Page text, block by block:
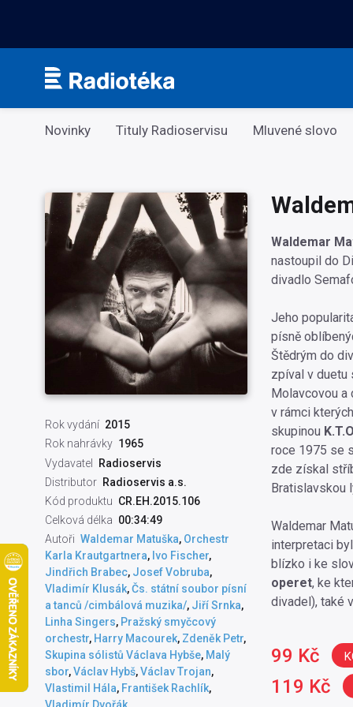
Kategorie
Novinky Tituly Radioservisu Mluvené slovo
Rok vydání 2015
Rok nahrávky 1965
Vydavatel
Radioservis
Distributor Radioservis a.s.
Kód produktu CR.EH.2015.106
Celková délka 00:34:49
Autoři Waldemar Matuška, Orchestr
Karla Krautgartnera, Ivo Fischer,
Jindřich Brabec, Josef Vobruba,
Vladimír Klusák,Čs. státní soubor písní
a tanců /cimbálová muzika/, Jiří Srnka,
Linha Singers, Pražský smyčcový
orchestr, Harry Macourek, Zdeněk Petr,
Skupina sólistů Václava Hybše, Malý
sbor,Václav Hybš,Václav Trojan,
Vlastimil Hála, František Rachlík,
Waldemar
nastoupil do
divadlo
Jeho
písně
Štědrým do
zpíval v duetu
Molavcovou a
v rámci
skupinou
roce 1975 se
zde získal
Bratislavskou
Waldemar
interpretaci
blízko i ke
operet, ke
divadel), také
99 Kč
119 Kč